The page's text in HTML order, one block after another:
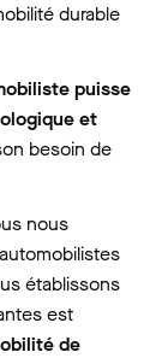
durable
puisse
et
besoin de
nous
établissons
est
de